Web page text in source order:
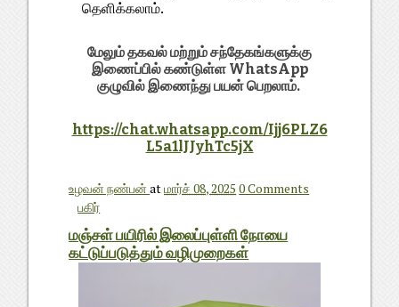
தெளிக்கலாம்.
மேலும் தகவல் மற்றும் சந்தேகங்களுக்கு
இணைப்பில் கண்டுள்ள WhatsApp
குழுவில் இணைந்து பயன் பெறலாம்.
https://chat.whatsapp.com/Ijj6PLZ6
L5a1lJJyhTc5jX
உழவன் நண்பன்atமார்ச் 08, 2025 0 Comments
பகிர்
மஞ்சள் பயிரில் இலைப்புள்ளி நோயை
கட்டுப்படுத்தும் வழிமுறைகள்